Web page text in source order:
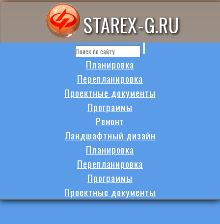
STAREX-G.RU
Планировка
Перепланировка
Проектные документы
Программы
Ремонт
Ландшафтный дизайн
Планировка
Перепланировка
Программы
Проектные документы